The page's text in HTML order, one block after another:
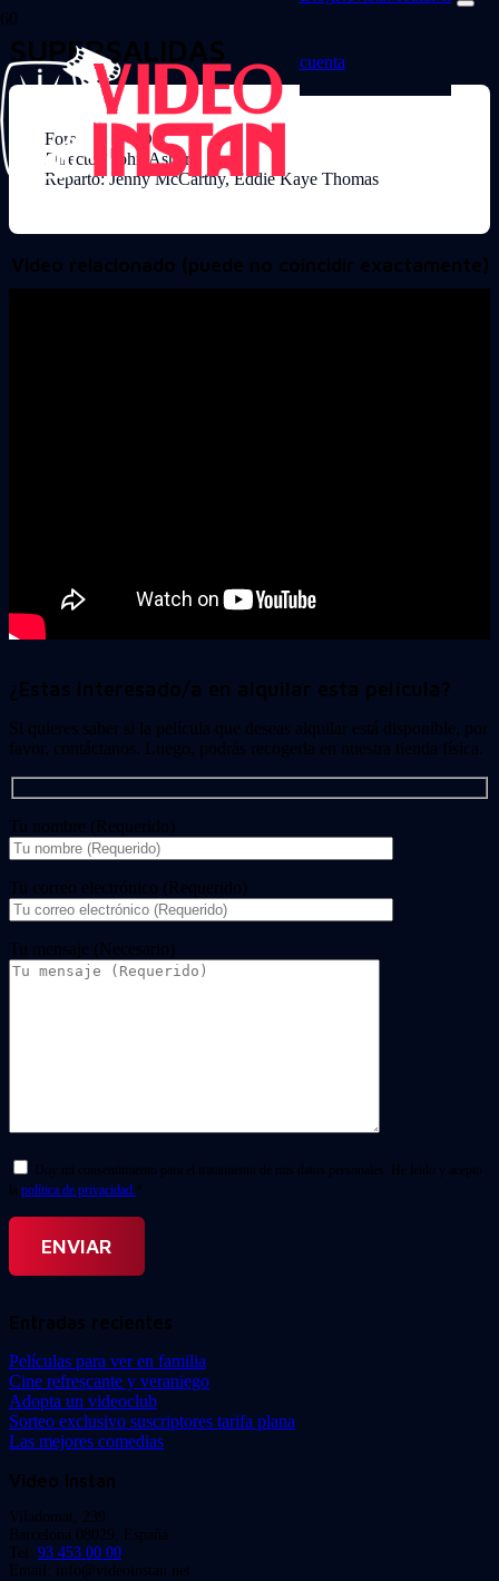
cuenta
SUPERSALIDAS
Formato: DVD
Director: John Asher
Reparto: Jenny McCarthy, Eddie Kaye Thomas
Video relacionado (puede no coincidir exactamente)
¿Estas interesado/a en alquilar esta película?
Si quieres saber si la película que deseas alquilar está disponible, por
favor, contáctanos. Luego, podrás recogerla en nuestra tienda física.
Tu nombre (Requerido)
Tu correo electrónico (Requerido)
Tu mensaje (Necesario)
Doy mi consentimiento para el tratamiento de mis datos personales. He leído y acepto
la política de privacidad. *
Entradas recientes
Películas para ver en familia
Cine refrescante y veraniego
Adopta un videoclub
Sorteo exclusivo suscriptores tarifa plana
Las mejores comedias
Video Instan
Viladomat, 239
Barcelona 08029. España.
Tel: 93 453 00 00
Email: info@videoinstan.net